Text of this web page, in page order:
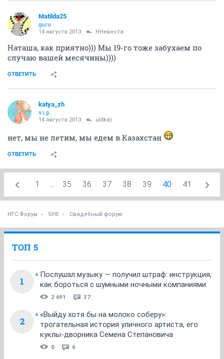
Matilda25
guru
14 августа 2013 ННевеста
Наташа, как приятно))) Мы 19-го тоже забухаем по
случаю вашей месячины))))
ОТВЕТИТЬ
katya_zh
v.i.p.
14 августа 2013 ulitka)
нет, мы не летим, мы едем в Казахстан
ОТВЕТИТЬ
1 ... 35 36 37 38 39 40 41
НГС.Форум SHE Свадебный форум
ТОП 5
1
Послушал музыку — получил штраф: инструкция,
как бороться с шумными ночными компаниями
2 691 37
2
«Выйду хотя бы на молоко соберу»:
трогательная история уличного артиста, его
куклы-дворника Семена Степановича
0 6